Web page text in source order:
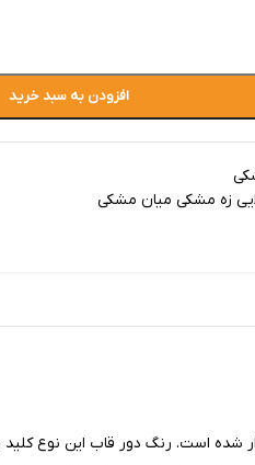
افزودن به سبد خرید
زه مشکی میان مشکی
شده است. رنگ دور قاب این نوع